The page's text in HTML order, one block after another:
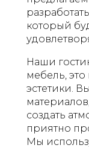
который
Наши
мебель,
эстетики.
создать
приятно
Мы